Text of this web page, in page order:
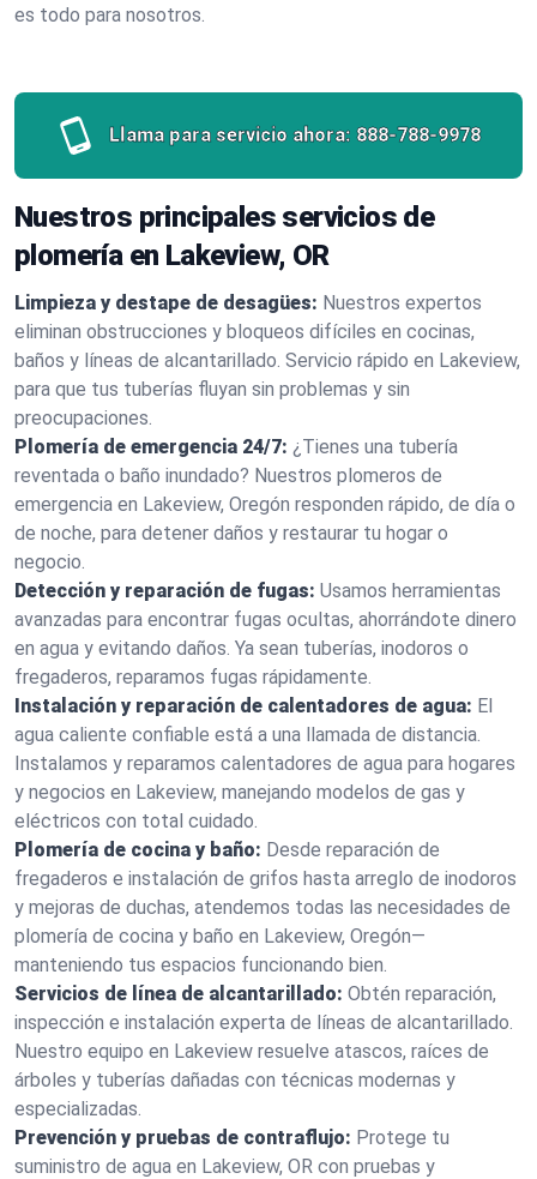
es todo para nosotros.
Llama para servicio ahora: 888-788-9978
Nuestros principales servicios de
plomería en Lakeview, OR
Limpieza y destape de desagües: Nuestros expertos
eliminan obstrucciones y bloqueos difíciles en cocinas,
baños y líneas de alcantarillado. Servicio rápido en Lakeview,
para que tus tuberías fluyan sin problemas y sin
preocupaciones.
Plomería de emergencia 24/7: ¿Tienes una tubería
reventada o baño inundado? Nuestros plomeros de
emergencia en Lakeview, Oregón responden rápido, de día o
de noche, para detener daños y restaurar tu hogar o
negocio.
Detección y reparación de fugas: Usamos herramientas
avanzadas para encontrar fugas ocultas, ahorrándote dinero
en agua y evitando daños. Ya sean tuberías, inodoros o
fregaderos, reparamos fugas rápidamente.
Instalación y reparación de calentadores de agua: El
agua caliente confiable está a una llamada de distancia.
Instalamos y reparamos calentadores de agua para hogares
y negocios en Lakeview, manejando modelos de gas y
eléctricos con total cuidado.
Plomería de cocina y baño: Desde reparación de
fregaderos e instalación de grifos hasta arreglo de inodoros
y mejoras de duchas, atendemos todas las necesidades de
plomería de cocina y baño en Lakeview, Oregón—
manteniendo tus espacios funcionando bien.
Servicios de línea de alcantarillado: Obtén reparación,
inspección e instalación experta de líneas de alcantarillado.
Nuestro equipo en Lakeview resuelve atascos, raíces de
árboles y tuberías dañadas con técnicas modernas y
especializadas.
Prevención y pruebas de contraflujo: Protege tu
suministro de agua en Lakeview, OR con pruebas y